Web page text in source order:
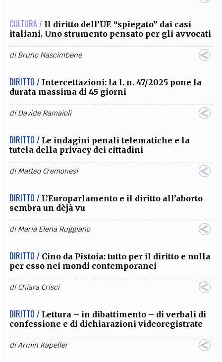
CULTURA / Il diritto dell’UE “spiegato” dai casi
italiani. Uno strumento pensato per gli avvocati
diBruno Nascimbene
DIRITTO / Intercettazioni: la l. n. 47/2025 pone la
durata massima di 45 giorni
diDavide Ramaioli
DIRITTO / ​​​​​​​Le indagini penali telematiche e la
tutela della privacy dei cittadini
diMatteo Cremonesi
DIRITTO / L’Europarlamento e il diritto all’aborto
sembra un dèjà vu
diMaria Elena Ruggiano
DIRITTO / Cino da Pistoia: tutto per il diritto e nulla
per esso nei mondi contemporanei
diChiara Crisci
DIRITTO / Lettura – in dibattimento – di verbali di
confessione e di dichiarazioni videoregistrate
diArmin Kapeller